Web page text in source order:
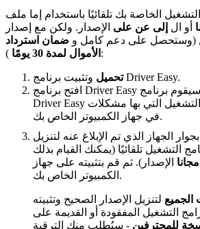
الخاصة بك تلقائيًا باستخدام إما ملف
أو ال إلى عن على الإصدار. ولكن مع إصدار Pro ، لا يتطلب
(وستحصل على دعم كامل و ضمان استرداد
الأموال لمدة 30 يومًا ):
تحميلوتثبيت برنامج Driver Easy.
برنامج
Driver Easy بعد ذلك بفحص برامج التشغيل التي بها مشكلات
في جهاز الكمبيوتر الخاص بك.
بجوار الجهاز الذي تم الإبلاغ عنه لتنزيل
التشغيل تلقائيًا (يمكنك القيام بذلك
مجانا الإصدار). ثم قم بتثبيته على جهاز
الكمبيوتر الخاص بك.
الجميع لتنزيل الإصدار الصحيح وتثبيته
التشغيل المفقودة أو القديمة على
للمحترفين - سيُطلب منك الترقية